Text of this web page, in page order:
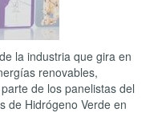
la industria que gira en
renovables,
de los panelistas del
de Hidrógeno Verde en